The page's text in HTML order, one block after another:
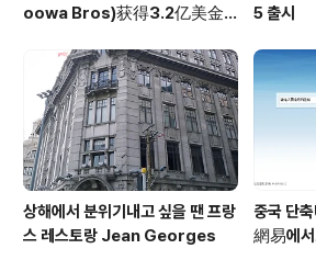
oowa Bros)获得3.2亿美金
5 출시
상해에서 분위기내고 싶을 땐 프랑
스 레스토랑 Jean Georges
중국 단
網易에서